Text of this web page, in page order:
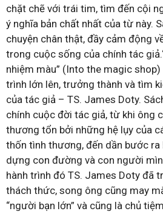
chặt chẽ với trái tim, tìm đến cội
ý nghĩa bản chất nhất của từ này.
chuyện chân thật, đầy cảm động
trong cuộc sống của chính tác
nhiệm màu” (Into the magic shop)
trình lớn lên, trưởng thành và tìm
của tác giả – TS. James Doty.
chính cuộc đời tác giả, từ khi ông
thương tổn bởi những hệ lụy của
thốn tình thương, đến dần bước
dựng con đường và con người
hành trình đó TS. James Doty đã
thách thức, song ông cũng may
“người bạn lớn” và cũng là chủ